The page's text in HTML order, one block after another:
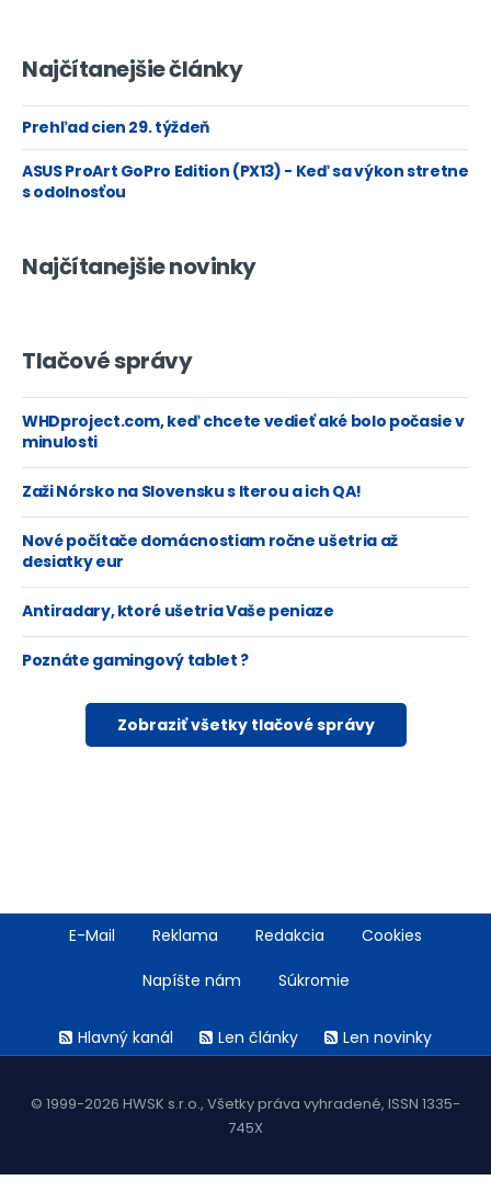
Najčítanejšie články
Prehľad cien 29. týždeň
ASUS ProArt GoPro Edition (PX13) - Keď sa výkon stretne
s odolnosťou
Najčítanejšie novinky
Tlačové správy
WHDproject.com, keď chcete vedieť aké bolo počasie v
minulosti
Zaži Nórsko na Slovensku s Iterou a ich QA!
Nové počítače domácnostiam ročne ušetria až
desiatky eur
Antiradary, ktoré ušetria Vaše peniaze
Poznáte gamingový tablet ?
Zobraziť všetky tlačové správy
FooterE-Mail Reklama Redakcia Cookies
Napíšte nám Súkromie
menuHlavný kanál Len články Len novinky
© 1999-2026 HWSK s.r.o., Všetky práva vyhradené, ISSN 1335-
745X